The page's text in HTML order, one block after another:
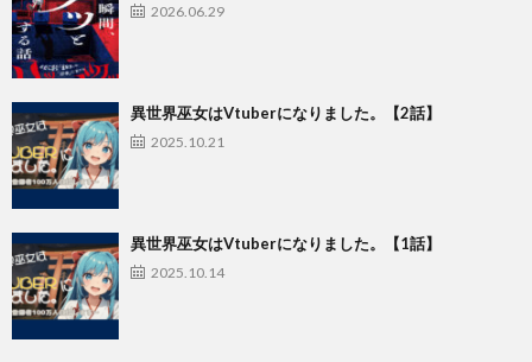
2026.06.29
異世界巫女はVtuberになりました。【2話】
2025.10.21
異世界巫女はVtuberになりました。【1話】
2025.10.14